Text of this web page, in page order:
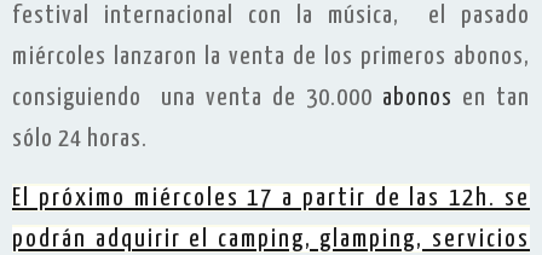
festival internacional con la música, el pasado
miércoles lanzaron la venta de los primeros abonos,
consiguiendo una venta de 30.000 abonos en tan
sólo 24 horas.
El próximo miércoles 17 a partir de las 12h. se
podrán adquirir el camping, glamping, servicios